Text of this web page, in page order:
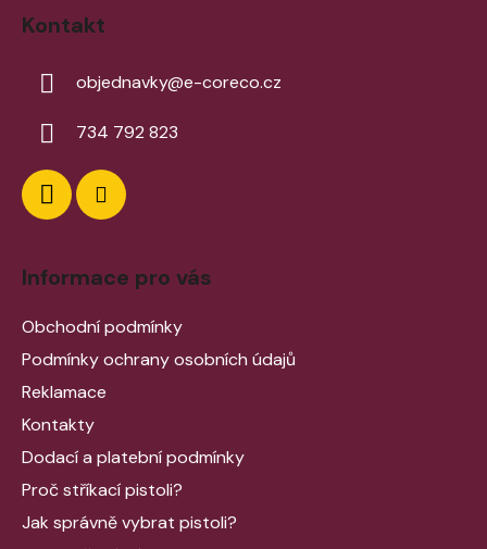
Kontakt
objednavky@e-coreco.cz
734 792 823
Informace pro vás
Obchodní podmínky
Podmínky ochrany osobních údajů
Reklamace
Kontakty
Dodací a platební podmínky
Proč stříkací pistoli?
Jak správně vybrat pistoli?